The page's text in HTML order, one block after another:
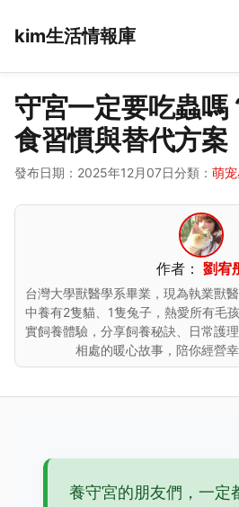
kim生活情報庫
守宮一定要吃蟲嗎
食習慣與替代方案
發布日期：2025年12月07日分類： 萌
作者： 劉宥
台灣大學獸醫學系畢業，現為執業獸
中養有2隻貓、1隻兔子，熱愛所有毛
實飼養體驗，分享飼養秘訣、日常護
相處的暖心故事，陪你經營幸
養守宮的朋友們，一定